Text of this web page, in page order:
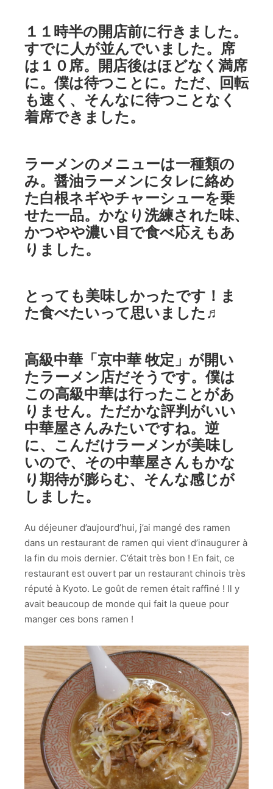
１１時半の開店前に行きました。
すでに人が並んでいました。席
は１０席。開店後はほどなく満席
に。僕は待つことに。ただ、回転
も速く、そんなに待つことなく
着席できました。
ラーメンのメニューは一種類の
み。醤油ラーメンにタレに絡め
た白根ネギやチャーシューを乗
せた一品。かなり洗練された味、
かつやや濃い目で食べ応えもあ
りました。
とっても美味しかったです！ま
た食べたいって思いました♬
高級中華「京中華 牧定」が開い
たラーメン店だそうです。僕は
この高級中華は行ったことがあ
りません。ただかな評判がいい
中華屋さんみたいですね。逆
に、こんだけラーメンが美味し
いので、その中華屋さんもかな
り期待が膨らむ、そんな感じが
しました。
Au déjeuner d’aujourd’hui, j’ai mangé des ramen
dans un restaurant de ramen qui vient d’inaugurer à
la fin du mois dernier. C’était très bon ! En fait, ce
restaurant est ouvert par un restaurant chinois très
réputé à Kyoto. Le goût de remen était raffiné ! Il y
avait beaucoup de monde qui fait la queue pour
manger ces bons ramen !